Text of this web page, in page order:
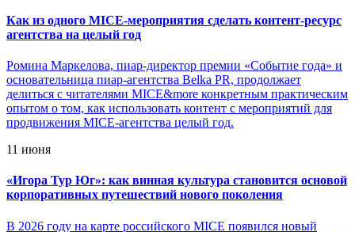
Как из одного MICE-мероприятия сделать контент-ресурс
агентства на целый год
Ромина Маркелова, пиар-директор премии «Событие года» и
основательница пиар-агентства Belka PR, продолжает
делиться с читателями MICE&more конкретным практическим
опытом о том, как использовать контент с мероприятий для
продвижения MICE-агентства целый год.
11 июня
«Игора Тур Юг»: как винная культура становится основой
корпоративных путешествий нового поколения
В 2026 году на карте российского MICE появился новый